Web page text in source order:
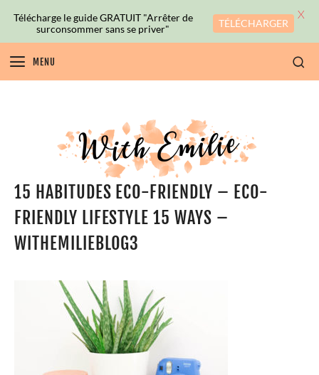
MENU
15 HABITUDES ECO-FRIENDLY – ECO-
FRIENDLY LIFESTYLE 15 WAYS –
WITHEMILIEBLOG3
Télécharge le guide GRATUIT "Arrêter de
surconsommer sans se priver"
TÉLÉCHARGER
X